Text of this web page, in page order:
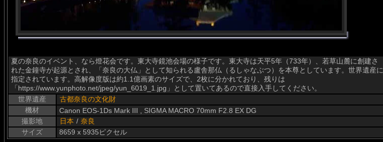
夏の奈良のイベント、なら燈花会です。東大寺鏡池会場の様子です。東大寺は天平5年（733年）、若草山麓に創建さ
れた金鐘寺が起源とされ、「奈良の大仏」として知られる盧舎那仏（るしゃなぶつ）を本尊としています。世界遺産に
指定されています。高解像度版は約1.1億画素のサイズで、2枚に分かれており、残りは
「https://www.yunphoto.net/jpeg/yun_6019_1.jpg」として置いてあるので直接入手してください。
世界遺産
古都奈良の文化財
機材
Canon EOS-1Ds Mark III , SIGMA MACRO 70mm F2.8 EX DG
撮影地
日本 / 奈良
サイズ
8659 x 5935ピクセル